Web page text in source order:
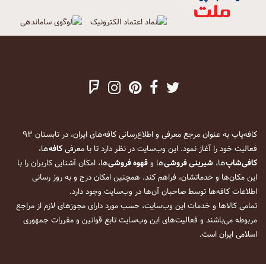
کافه‌یاب به عنوان مرجع معرفی و اطلاع‌رسانی کافه‌های ایران، در تابستان ۹۳
فعالیت خود را آغاز نمود. این وب‌سایت در نظر دارد تا با معرفیکافه‌ها،
کافی‌شاپ‌ها، شیرینی فروشی‌ها وقهوه فروشی‌ها، امکان آشنایی کاربران را با
این مکان‌ها و خدماتشان، فراهم کند. همچنین امکان درج و به روز رسانی
اطلاعات کافه‌ها توسط صاحبان آن‌ها در وب‌سایت وجود دارد.
تمامی کالاها و خدمات این وب‌سایت، حسب مورد دارای مجوزهای لازم از مراجع
مربوطه می‌باشند و فعالیت‌های این وب‌سایت تابع قوانین و مقررات جمهوری
اسلامی ایران است.